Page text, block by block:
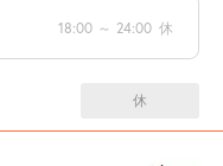
18:00 ～ 24:00 休
休